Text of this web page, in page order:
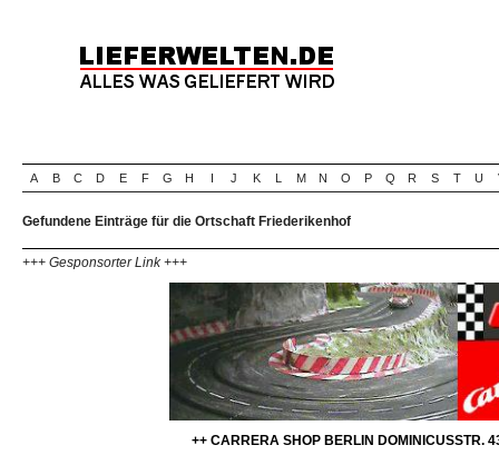
A B C D E F G H I J K L M N O P Q R S T U
Gefundene Einträge für die Ortschaft Friederikenhof
+++ Gesponsorter Link +++
++ CARRERA SHOP BERLIN DOMINICUSSTR.